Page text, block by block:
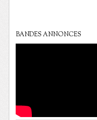
BANDES ANNONCES